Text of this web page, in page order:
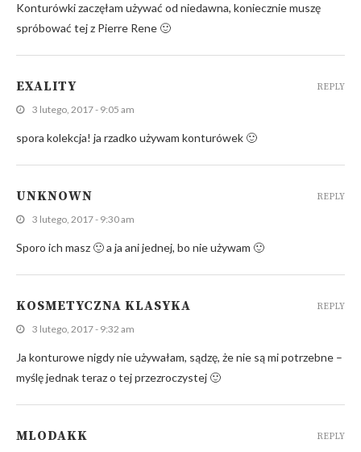
Konturówki zaczęłam używać od niedawna, koniecznie muszę
spróbować tej z Pierre Rene 🙂
EXALITY
3 lutego, 2017 - 9:05 am
spora kolekcja! ja rzadko używam konturówek 🙂
REPLY
UNKNOWN
3 lutego, 2017 - 9:30 am
Sporo ich masz 🙂 a ja ani jednej, bo nie używam 🙂
REPLY
KOSMETYCZNA KLASYKA
3 lutego, 2017 - 9:32 am
Ja konturowe nigdy nie używałam, sądzę, że nie są mi potrzebne –
myślę jednak teraz o tej przezroczystej 🙂
REPLY
MLODAKK REPLY